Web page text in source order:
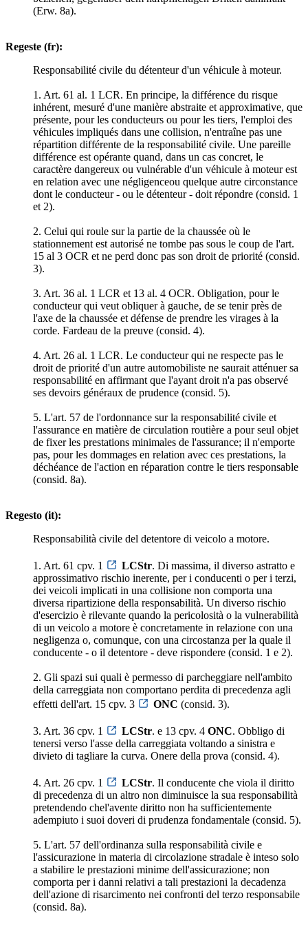
(Erw. 8a).
Regeste (fr):
Responsabilité civile du détenteur d'un véhicule à moteur.
1. Art. 61 al. 1 LCR. En principe, la différence du risque
inhérent, mesuré d'une manière abstraite et approximative, que
présente, pour les conducteurs ou pour les tiers, l'emploi des
véhicules impliqués dans une collision, n'entraîne pas une
répartition différente de la responsabilité civile. Une pareille
différence est opérante quand, dans un cas concret, le
caractère dangereux ou vulnérable d'un véhicule à moteur est
en relation avec une négligenceou quelque autre circonstance
dont le conducteur - ou le détenteur - doit répondre (consid. 1
et 2).
2. Celui qui roule sur la partie de la chaussée où le
stationnement est autorisé ne tombe pas sous le coup de l'art.
15 al 3 OCR et ne perd donc pas son droit de priorité (consid.
3).
3. Art. 36 al. 1 LCR et 13 al. 4 OCR. Obligation, pour le
conducteur qui veut obliquer à gauche, de se tenir près de
l'axe de la chaussée et défense de prendre les virages à la
corde. Fardeau de la preuve (consid. 4).
4. Art. 26 al. 1 LCR. Le conducteur qui ne respecte pas le
droit de priorité d'un autre automobiliste ne saurait atténuer sa
responsabilité en affirmant que l'ayant droit n'a pas observé
ses devoirs généraux de prudence (consid. 5).
5. L'art. 57 de l'ordonnance sur la responsabilité civile et
l'assurance en matière de circulation routière a pour seul objet
de fixer les prestations minimales de l'assurance; il n'emporte
pas, pour les dommages en relation avec ces prestations, la
déchéance de l'action en réparation contre le tiers responsable
(consid. 8a).
Regesto (it):
Responsabilità civile del detentore di veicolo a motore.
1. Art. 61 cpv. 1 LCStr. Di massima, il diverso astratto e
approssimativo rischio inerente, per i conducenti o per i terzi,
dei veicoli implicati in una collisione non comporta una
diversa ripartizione della responsabilità. Un diverso rischio
d'esercizio è rilevante quando la pericolosità o la vulnerabilità
di un veicolo a motore è concretamente in relazione con una
negligenza o, comunque, con una circostanza per la quale il
conducente - o il detentore - deve rispondere (consid. 1 e 2).
2. Gli spazi sui quali è permesso di parcheggiare nell'ambito
della carreggiata non comportano perdita di precedenza agli
effetti dell'art. 15 cpv. 3
ONC (consid. 3).
3. Art. 36 cpv. 1 LCStr. e 13 cpv. 4 ONC. Obbligo di
tenersi verso l'asse della carreggiata voltando a sinistra e
divieto di tagliare la curva. Onere della prova (consid. 4).
4. Art. 26 cpv. 1 LCStr. Il conducente che viola il diritto
di precedenza di un altro non diminuisce la sua responsabilità
pretendendo chel'avente diritto non ha sufficientemente
adempiuto i suoi doveri di prudenza fondamentale (consid. 5).
5. L'art. 57 dell'ordinanza sulla responsabilità civile e
l'assicurazione in materia di circolazione stradale è inteso solo
a stabilire le prestazioni minime dell'assicurazione; non
comporta per i danni relativi a tali prestazioni la decadenza
dell'azione di risarcimento nei confronti del terzo responsabile
(consid. 8a).